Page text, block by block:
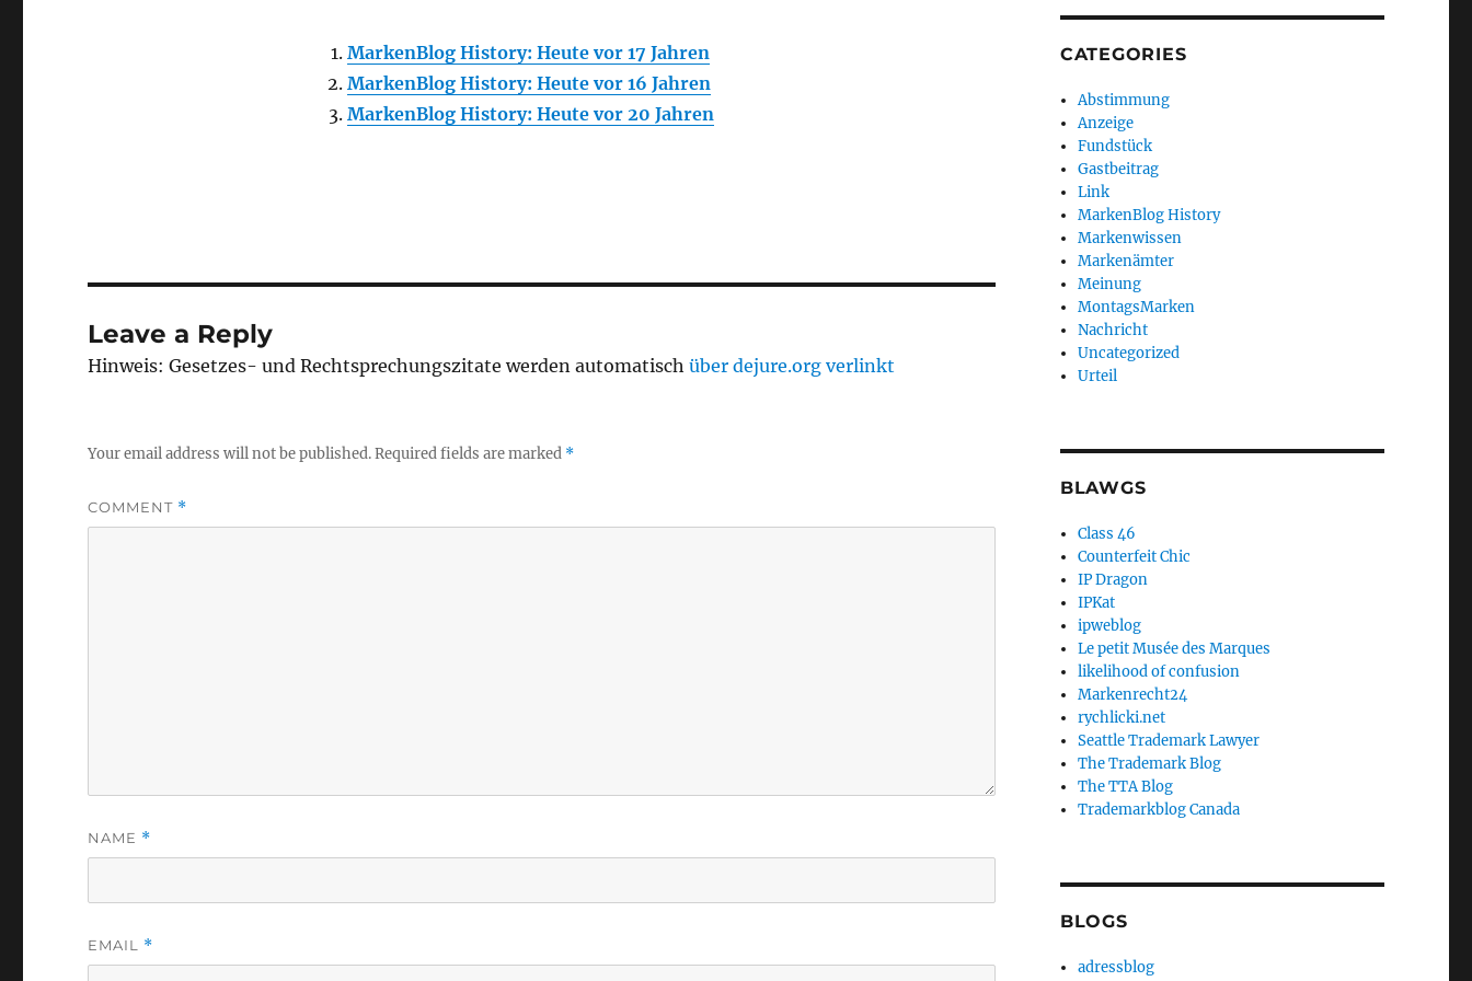
MarkenBlog History: Heute vor 17 Jahren
MarkenBlog History: Heute vor 16 Jahren
MarkenBlog History: Heute vor 20 Jahren
Leave a Reply
Hinweis: Gesetzes- und Rechtsprechungszitate werden automatischüber dejure.org verlinkt
Your email address will not be published.Required fields are marked *
COMMENT *
NAME *
EMAIL *
CATEGORIES
Abstimmung
Anzeige
Fundstück
Gastbeitrag
Link
MarkenBlog History
Markenwissen
Markenämter
Meinung
MontagsMarken
Nachricht
Uncategorized
Urteil
BLAWGS
Class 46
Counterfeit Chic
IP Dragon
IPKat
ipweblog
Le petit Musée des Marques
likelihood of confusion
Markenrecht24
rychlicki.net
Seattle Trademark Lawyer
The Trademark Blog
The TTA Blog
Trademarkblog Canada
BLOGS
adressblog